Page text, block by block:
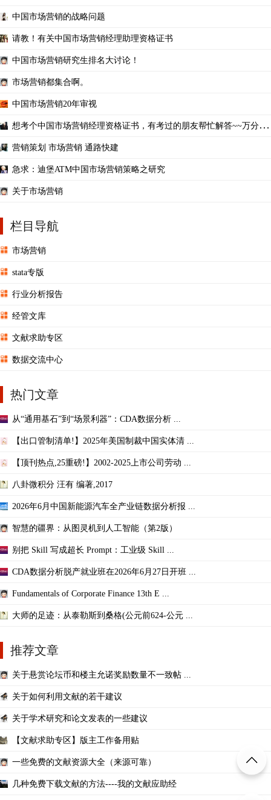
中国市场营销的战略问题
请教！有关中国市场营销经理助理资格证书
中国市场营销研究生排名大讨论！
市场营销都集合啊。
中国市场营销20年审视
想考个中国市场营销经理资格证书，有考过的朋友帮忙解答~~万分感
营销策划 市场营销 通路快建
急求：迪堡ATM中国市场营销策略之研究
关于市场营销
栏目导航
市场营销
stata专版
行业分析报告
经管文库
文献求助专区
数据交流中心
热门文章
从“通用基石”到“场景利器”：CDA数据分析 ...
【出口管制清单!】2025年美国制裁中国实体清 ...
【顶刊热点,25重磅!】2002-2025上市公司劳动 ...
八卦微积分 汪有 编著,2017
2026年6月中国新能源汽车全产业链数据分析报 ...
智慧的疆界：从图灵机到人工智能（第2版）
别把 Skill 写成超长 Prompt：工业级 Skill ...
CDA数据分析脱产就业班在2026年6月27日开班 ...
Fundamentals of Corporate Finance 13th E ...
大师的足迹：从泰勒斯到桑格(公元前624-公元 ...
推荐文章
关于悬赏论坛币和楼主允诺奖励数量不一致帖 ...
关于如何利用文献的若干建议
关于学术研究和论文发表的一些建议
【文献求助专区】版主工作备用贴
一些免费的文献资源大全（来源可靠）
几种免费下载文献的方法----我的文献应助经